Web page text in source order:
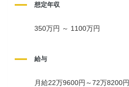
想定年収
350万円 ～ 1100万円
給与
月給22万9600円～72万8200円